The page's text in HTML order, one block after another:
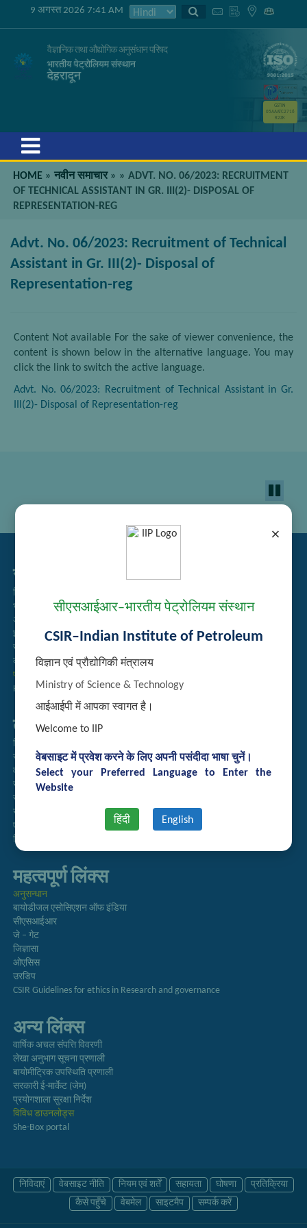
×
सीएसआईआर–भारतीय पेट्रोलियम संस्थान
CSIR–Indian Institute of Petroleum
विज्ञान एवं प्रौद्योगिकी मंत्रालय
Ministry of Science & Technology
आईआईपी में आपका स्वागत है।
Welcome to IIP
वेबसाइट में प्रवेश करने के लिए अपनी पसंदीदा भाषा चुनें।
Select your Preferred Language to Enter the
Website
हिंदी English
9 अगस्त 2026 7:41 AM
वैज्ञानिक तथा औद्योगिक अनुसंधान परिषद
भारतीय पेट्रोलियम संस्थान
देहरादून
GSTIN
05AAATC2716
R2ZK
HOME »नवीन समाचार» »ADVT. NO. 06/2023: RECRUITMENT
OF TECHNICAL ASSISTANT IN GR. III(2)- DISPOSAL OF
REPRESENTATION-REG
Advt. No. 06/2023: Recruitment of Technical
Assistant in Gr. III(2)- Disposal of
Representation-reg
Content Not available For the sake of viewer convenience, the
content is shown below in the alternative language. You may
click the link to switch the active language.
Advt. No. 06/2023: Recruitment of Technical Assistant in Gr.
III(2)- Disposal of Representation-reg
सम्बद्ध लिंक्स
निविदा प्रबंधन
भर्ती
अतिथि गृह आरक्षण
इंट्रानेट
संग्रह
कर्मचारी खोज
प्रौद्योगिकी ब्रोशर
Handling of Complaints of Sexual Harassment
तुरत लिंक्स
निदेशिका
समाचारपत्र
वार्षिक प्रतिवेदन
राजभाषा अनुभाग
सूचना का अधिकार
सीएसआईआर
एसीएसआईआर
हिंदी पत्रिका
महत्वपूर्ण लिंक्स
अनुसन्धान
बायोडीजल एसोसिएशन ऑफ इंडिया
सीएसआईआर
जे – गेट
जिज्ञासा
ओएसिस
उरडिप
CSIR Guidelines for ethics in Research and governance
अन्य लिंक्स
वार्षिक अचल संपत्ति विवरणी
लेखा अनुभाग सूचना प्रणाली
बायोमीट्रिक उपस्थिति प्रणाली
सरकारी ई-मार्केट (जेम)
प्रयोगशाला सुरक्षा निर्देश
विविध डाउनलोड्स
She-Box portal
निविदाएं वेबसाइट नीति नियम एवं शर्तें सहायता घोषणा
प्रतिक्रिया
कैसे पहुँचे
वेबमेल साइटमैप सम्पर्क करें